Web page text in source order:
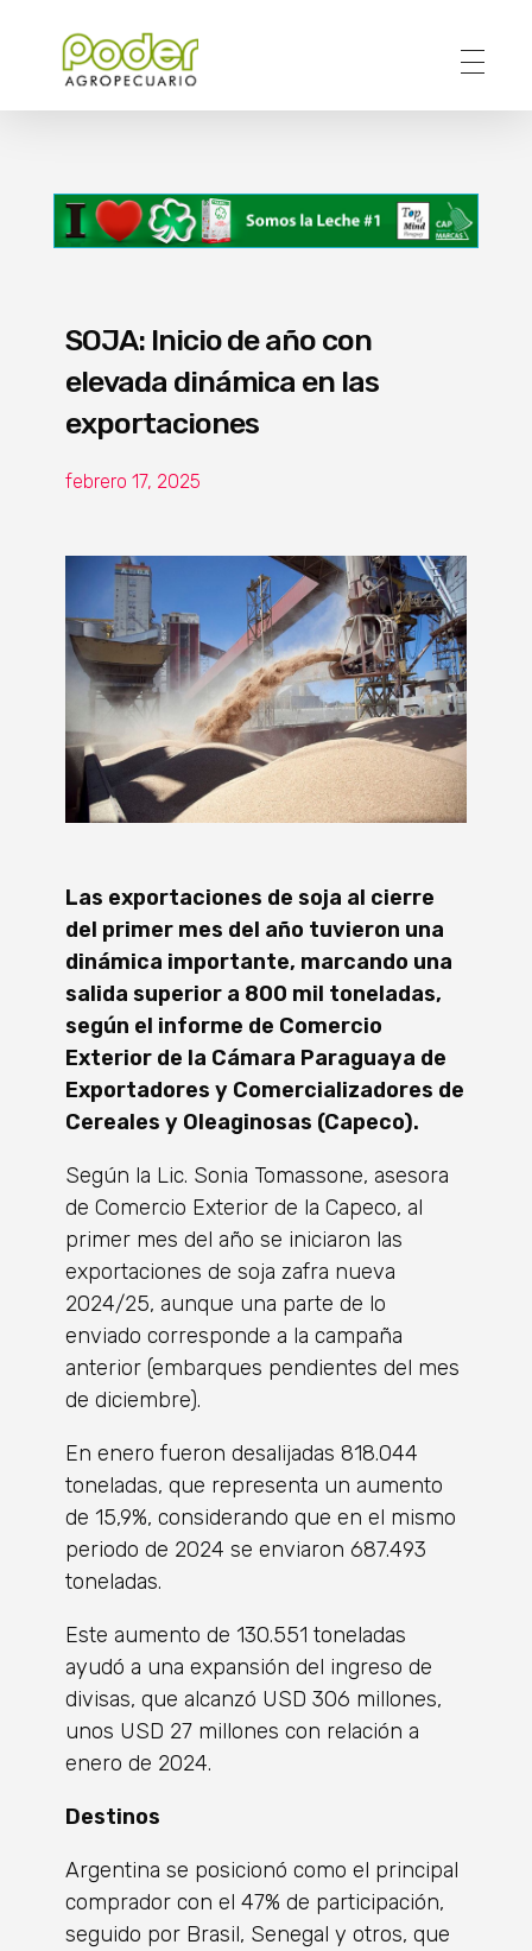
SOJA: Inicio de año con
elevada dinámica en las
exportaciones
febrero 17, 2025
Las exportaciones de soja al cierre
del primer mes del año tuvieron una
dinámica importante, marcando una
salida superior a 800 mil toneladas,
según el informe de Comercio
Exterior de la Cámara Paraguaya de
Exportadores y Comercializadores de
Cereales y Oleaginosas (Capeco).
Según la Lic. Sonia Tomassone, asesora
de Comercio Exterior de la Capeco, al
primer mes del año se iniciaron las
exportaciones de soja zafra nueva
2024/25, aunque una parte de lo
enviado corresponde a la campaña
anterior (embarques pendientes del mes
de diciembre).
En enero fueron desalijadas 818.044
toneladas, que representa un aumento
de 15,9%, considerando que en el mismo
periodo de 2024 se enviaron 687.493
toneladas.
Este aumento de 130.551 toneladas
ayudó a una expansión del ingreso de
divisas, que alcanzó USD 306 millones,
unos USD 27 millones con relación a
enero de 2024.
Destinos
Argentina se posicionó como el principal
comprador con el 47% de participación,
seguido por Brasil, Senegal y otros, que